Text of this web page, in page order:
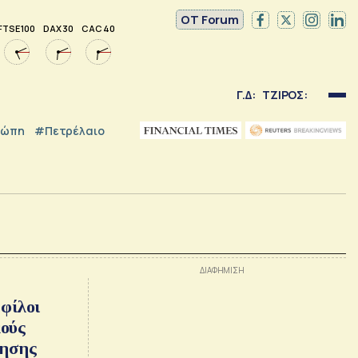
100 DAX 30 CAC 40
OT Forum
Γ.Δ: ΤΖΙΡΟΣ:
#Πετρέλαιο